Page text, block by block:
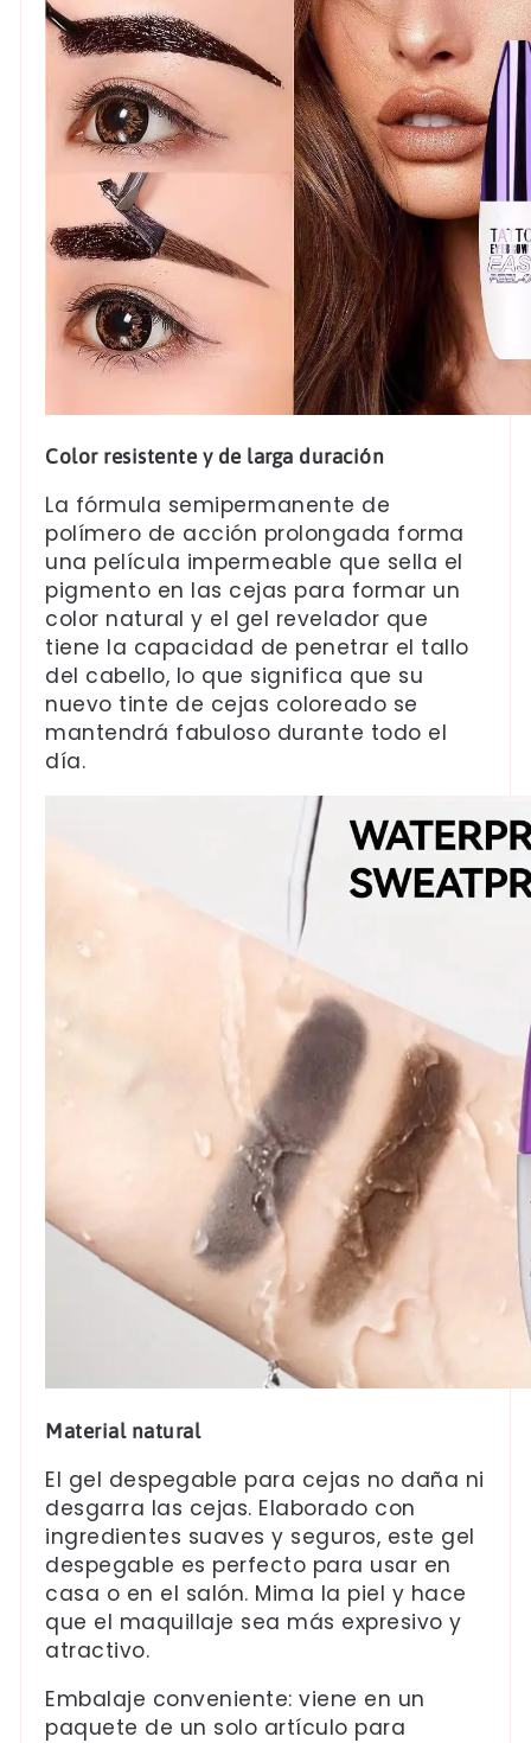
Color resistente y de larga duración
La fórmula semipermanente de
polímero de acción prolongada forma
una película impermeable que sella el
pigmento en las cejas para formar un
color natural y el gel revelador que
tiene la capacidad de penetrar el tallo
del cabello, lo que significa que su
nuevo tinte de cejas coloreado se
mantendrá fabuloso durante todo el
día.
Material natural
El gel despegable para cejas no daña ni
desgarra las cejas. Elaborado con
ingredientes suaves y seguros, este gel
despegable es perfecto para usar en
casa o en el salón. Mima la piel y hace
que el maquillaje sea más expresivo y
atractivo.
Embalaje conveniente: viene en un
paquete de un solo artículo para